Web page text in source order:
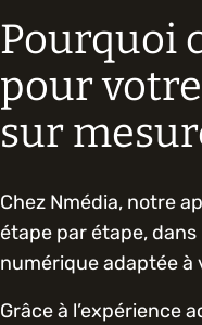
Pourquoi
pour
sur
Chez Nmédia, notre
étape par étape,
numérique adaptée à
Grâce à l’expérience